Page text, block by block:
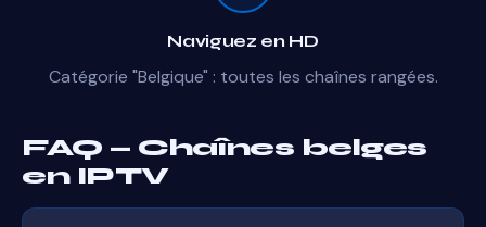
Naviguez en HD
Catégorie "Belgique" : toutes les chaînes rangées.
FAQ — Chaînes belges
en IPTV